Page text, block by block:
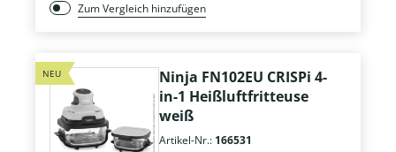
Zum Vergleich hinzufügen
NEU
Ninja FN102EU CRISPi 4-
in-1 Heißluftfritteuse
weiß
Artikel-Nr.: 166531